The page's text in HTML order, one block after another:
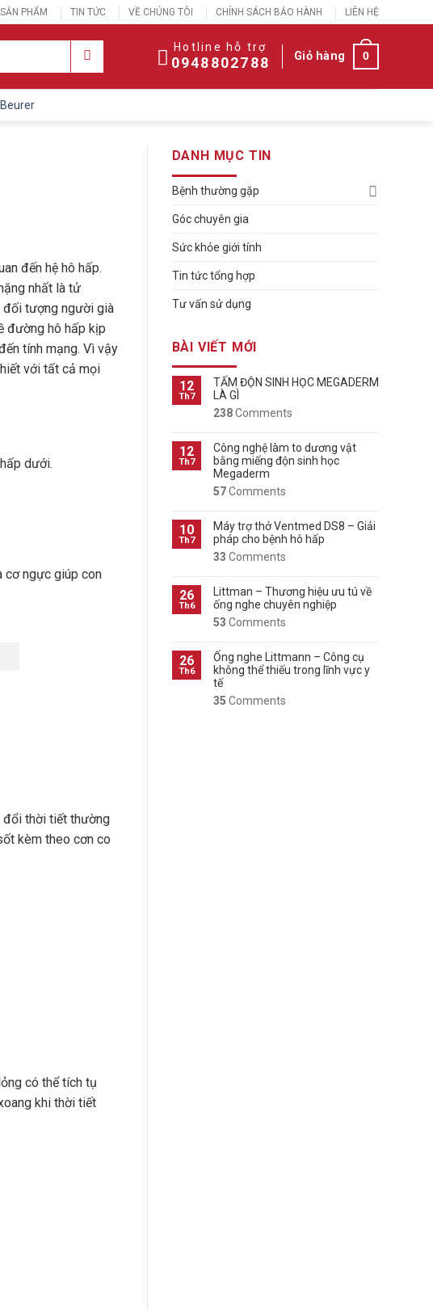
SẢN PHẨM TIN TỨC VỀ CHÚNG TÔI CHÍNH SÁCH BẢO HÀNH LIÊN HỆ
Hotline hỗ trợ
0948802788 Giỏ hàng 0
Beurer
đến hệ hô hấp.
nhất là tử
đối tượng người già
đường hô hấp kịp
tính mạng. Vì vậy
với tất cả mọi
dưới.
cơ ngực giúp con
đổi thời tiết thường
kèm theo cơn co
có thể tích tụ
khi thời tiết
DANH MỤC TIN
Bệnh thường gặp
Góc chuyên gia
Sức khỏe giới tính
Tin tức tổng hợp
Tư vấn sử dụng
BÀI VIẾT MỚI
12
Th7
TẤM ĐỘN SINH HỌC MEGADERM
LÀ GÌ
238Comments
12
Th7
Công nghệ làm to dương vật
bằng miếng độn sinh học
Megaderm
57Comments
10
Th7
Máy trợ thở Ventmed DS8 – Giải
pháp cho bệnh hô hấp
33 Comments
26
Th6
Littman – Thương hiệu ưu tú về
ống nghe chuyên nghiệp
53 Comments
26
Th6
Ống nghe Littmann – Công cụ
không thể thiếu trong lĩnh vực y
tế
35 Comments